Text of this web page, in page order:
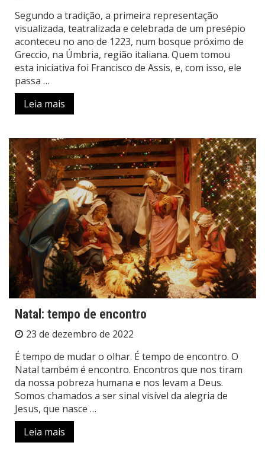
Segundo a tradição, a primeira representação
visualizada, teatralizada e celebrada de um presépio
aconteceu no ano de 1223, num bosque próximo de
Greccio, na Úmbria, região italiana. Quem tomou
esta iniciativa foi Francisco de Assis, e, com isso, ele
passa …
Leia mais
Natal: tempo de encontro
23 de dezembro de 2022
É tempo de mudar o olhar. É tempo de encontro. O
Natal também é encontro. Encontros que nos tiram
da nossa pobreza humana e nos levam a Deus.
Somos chamados a ser sinal visível da alegria de
Jesus, que nasce …
Leia mais